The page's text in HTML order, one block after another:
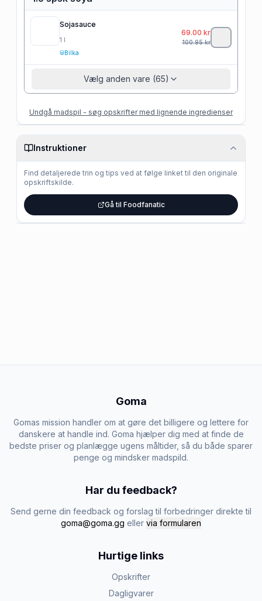
Sojasauce
1 l
Bilka
69.00 kr
100.95kr
Vælg anden vare (65)
Undgå madspil - søg opskrifter med lignende ingredienser
Instruktioner
Find detaljerede trin og tips ved at følge linket til den originale
opskriftskilde.
Gå til Foodfanatic
Goma
Gomas mission handler om at gøre det billigere og lettere for
danskere at handle ind. Goma hjælper dig med at finde de
bedste priser og planlægge ugens måltider, så du både sparer
penge og mindsker madspild.
Har du feedback?
Send gerne din feedback og forslag til forbedringer direkte til
goma@goma.gg eller via formularen
Hurtige links
Opskrifter
Dagligvarer